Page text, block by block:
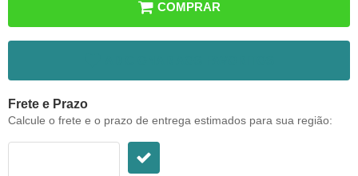
COMPRAR
Frete e Prazo
Calcule o frete e o prazo de entrega estimados para sua região: